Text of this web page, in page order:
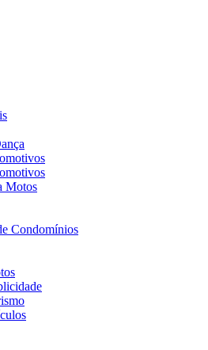
Motos
Condomínios